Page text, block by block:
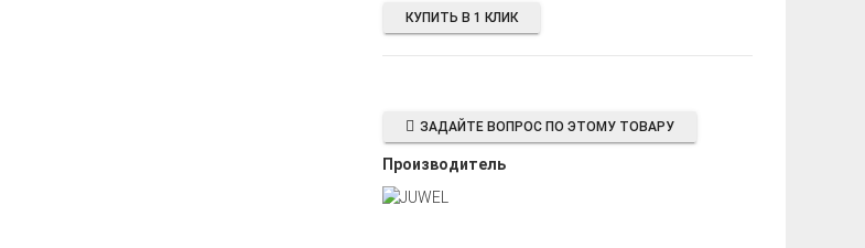
КУПИТЬ В 1 КЛИК
ЗАДАЙТЕ ВОПРОС ПО ЭТОМУ ТОВАРУ
Производитель